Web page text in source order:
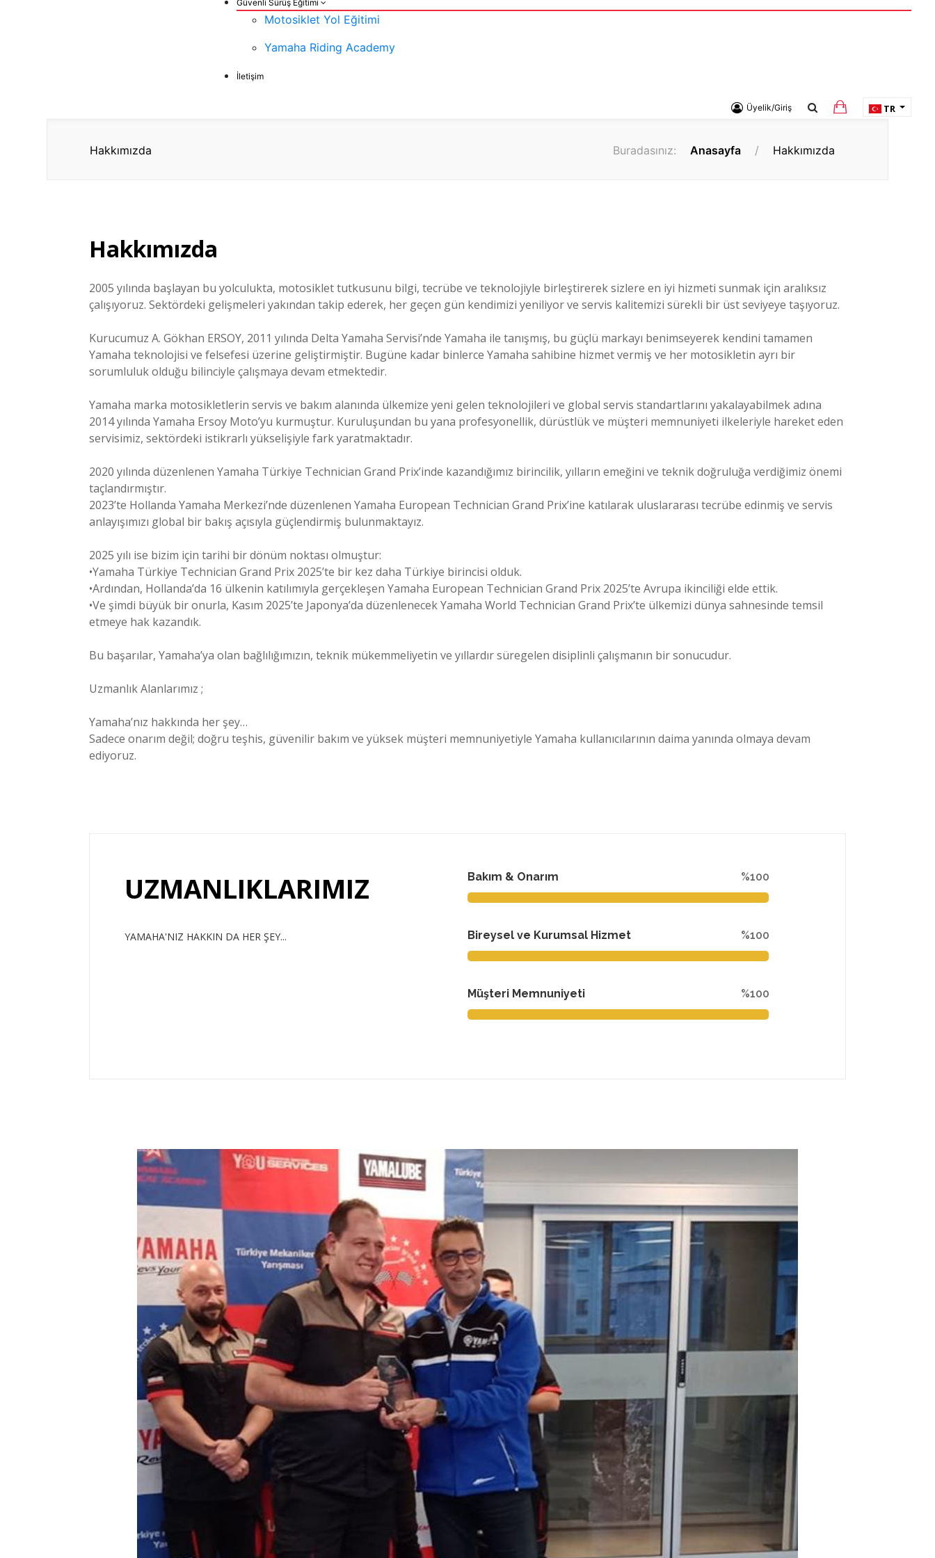
Güvenli Sürüş Eğitimi
Motosiklet Yol Eğitimi
Yamaha Riding Academy
İletişim
Üyelik/Giriş TR
Hakkımızda Buradasınız: Anasayfa / Hakkımızda
Hakkımızda
2005 yılında başlayan bu yolculukta, motosiklet tutkusunu bilgi, tecrübe ve teknolojiyle birleştirerek sizlere en iyi hizmeti sunmak için aralıksız
çalışıyoruz. Sektördeki gelişmeleri yakından takip ederek, her geçen gün kendimizi yeniliyor ve servis kalitemizi sürekli bir üst seviyeye taşıyoruz.
Kurucumuz A. Gökhan ERSOY, 2011 yılında Delta Yamaha Servisi’nde Yamaha ile tanışmış, bu güçlü markayı benimseyerek kendini tamamen
Yamaha teknolojisi ve felsefesi üzerine geliştirmiştir. Bugüne kadar binlerce Yamaha sahibine hizmet vermiş ve her motosikletin ayrı bir
sorumluluk olduğu bilinciyle çalışmaya devam etmektedir.
Yamaha marka motosikletlerin servis ve bakım alanında ülkemize yeni gelen teknolojileri ve global servis standartlarını yakalayabilmek adına
2014 yılında Yamaha Ersoy Moto’yu kurmuştur. Kuruluşundan bu yana profesyonellik, dürüstlük ve müşteri memnuniyeti ilkeleriyle hareket eden
servisimiz, sektördeki istikrarlı yükselişiyle fark yaratmaktadır.
2020 yılında düzenlenen Yamaha Türkiye Technician Grand Prix’inde kazandığımız birincilik, yılların emeğini ve teknik doğruluğa verdiğimiz önemi
taçlandırmıştır.
2023’te Hollanda Yamaha Merkezi’nde düzenlenen Yamaha European Technician Grand Prix’ine katılarak uluslararası tecrübe edinmiş ve servis
anlayışımızı global bir bakış açısıyla güçlendirmiş bulunmaktayız.
2025 yılı ise bizim için tarihi bir dönüm noktası olmuştur:
•Yamaha Türkiye Technician Grand Prix 2025’te bir kez daha Türkiye birincisi olduk.
•Ardından, Hollanda’da 16 ülkenin katılımıyla gerçekleşen Yamaha European Technician Grand Prix 2025’te Avrupa ikinciliği elde ettik.
•Ve şimdi büyük bir onurla, Kasım 2025’te Japonya’da düzenlenecek Yamaha World Technician Grand Prix’te ülkemizi dünya sahnesinde temsil
etmeye hak kazandık.
Bu başarılar, Yamaha’ya olan bağlılığımızın, teknik mükemmeliyetin ve yıllardır süregelen disiplinli çalışmanın bir sonucudur.
Uzmanlık Alanlarımız ;
Yamaha’nız hakkında her şey…
Sadece onarım değil; doğru teşhis, güvenilir bakım ve yüksek müşteri memnuniyetiyle Yamaha kullanıcılarının daima yanında olmaya devam
ediyoruz.
UZMANLIKLARIMIZ
YAMAHA'NIZ HAKKIN DA HER ŞEY...
Bakım & Onarım %100
Bireysel ve Kurumsal Hizmet %100
Müşteri Memnuniyeti %100